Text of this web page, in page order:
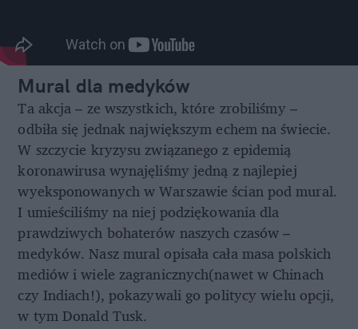
Mural dla medyków
Ta akcja – ze wszystkich, które zrobiliśmy –
odbiła się jednak największym echem na świecie.
W szczycie kryzysu związanego z epidemią
koronawirusa wynajęliśmy jedną z najlepiej
wyeksponowanych w Warszawie ścian pod mural.
I umieściliśmy na niej podziękowania dla
prawdziwych bohaterów naszych czasów –
medyków. Nasz mural opisała cała masa polskich
mediów i wiele zagranicznych(nawet w Chinach
czy Indiach!), pokazywali go politycy wielu opcji,
w tym Donald Tusk.